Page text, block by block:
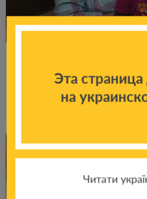
16.11.2020
Эта
на
Читати